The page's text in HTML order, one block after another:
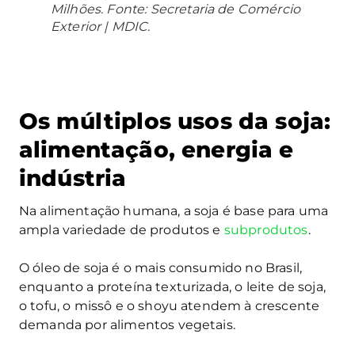
Milhões. Fonte: Secretaria de Comércio
Exterior | MDIC.
Os múltiplos usos da soja:
alimentação, energia e
indústria
Na alimentação humana, a soja é base para uma
ampla variedade de produtos e subprodutos.
O óleo de soja é o mais consumido no Brasil,
enquanto a proteína texturizada, o leite de soja,
o tofu, o missô e o shoyu atendem à crescente
demanda por alimentos vegetais.